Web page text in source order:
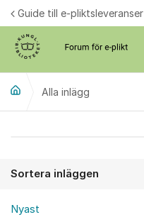
Hoppa till innehåll
Guide till e-pliktsleveranser
Alla inlägg
Sortera inläggen
Nyast